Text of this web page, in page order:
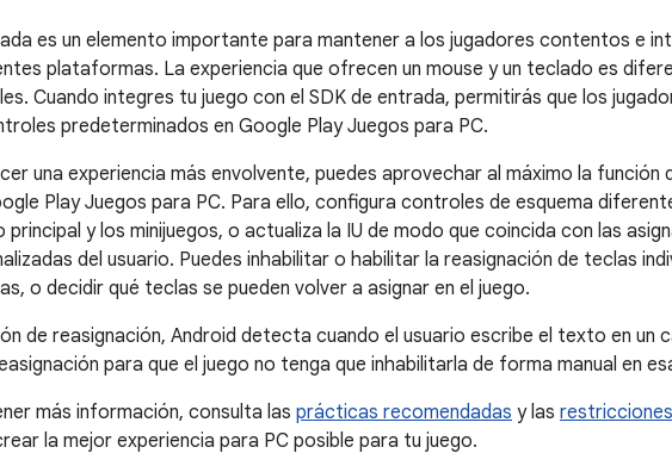
es un elemento importante para mantener a los jugadores contentos e
plataformas. La experiencia que ofrecen un mouse y un teclado es
Cuando integres tu juego con el SDK de entrada, permitirás que los
predeterminados en Google Play Juegos para PC.
una experiencia más envolvente, puedes aprovechar al máximo la función
Play Juegos para PC. Para ello, configura controles de esquema
principal y los minijuegos, o actualiza la IU de modo que coincida con las
del usuario. Puedes inhabilitar o habilitar la reasignación de teclas
o decidir qué teclas se pueden volver a asignar en el juego.
de reasignación, Android detecta cuando el usuario escribe el texto en un
para que el juego no tenga que inhabilitarla de forma manual en
más información, consulta las prácticas recomendadas y las restricciones
la mejor experiencia para PC posible para tu juego.